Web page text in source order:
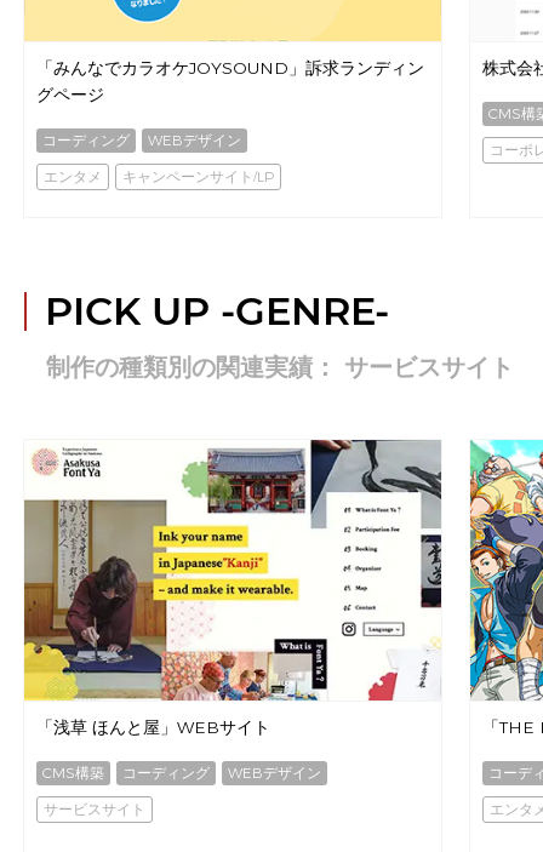
「みんなでカラオケJOYSOUND」訴求ランディン
グページ
コーディング
WEBデザイン
エンタメ
キャンペーンサイト/LP
株式会
CMS構
コーポ
PICK UP -GENRE-
制作の種類別の関連実績： サービスサイト
「浅草 ほんと屋」WEBサイト
CMS構築 コーディング
WEBデザイン
サービスサイト
「
コーデ
エンタ